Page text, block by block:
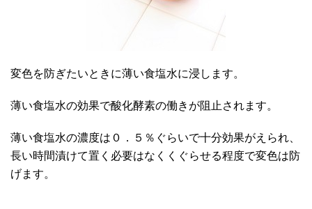
変色を防ぎたいときに薄い食塩水に浸します。
薄い食塩水の効果で酸化酵素の働きが阻止されます。
薄い食塩水の濃度は０．５％ぐらいで十分効果がえられ、
長い時間漬けて置く必要はなくくぐらせる程度で変色は防
げます。